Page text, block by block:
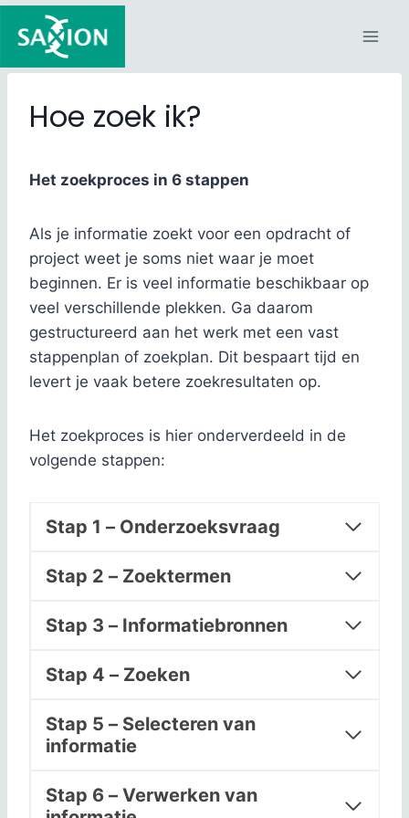
Doorgaan
naar
Hoe zoek ik?
Het zoekproces in 6 stappen
Als je informatie zoekt voor een opdracht of
project weet je soms niet waar je moet
beginnen. Er is veel informatie beschikbaar op
veel verschillende plekken. Ga daarom
gestructureerd aan het werk met een vast
stappenplan of zoekplan. Dit bespaart tijd en
levert je vaak betere zoekresultaten op.
Het zoekproces is hier onderverdeeld in de
volgende stappen:
Stap 1 – Onderzoeksvraag
Stap 2 – Zoektermen
Stap 3 – Informatiebronnen
Stap 4 – Zoeken
Stap 5 – Selecteren van
informatie
Stap 6 – Verwerken van